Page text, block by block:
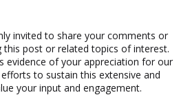
invited to share your comments or
this post or related topics of interest.
evidence of your appreciation for our
to sustain this extensive and
your input and engagement.